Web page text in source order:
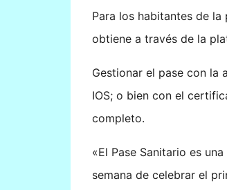
Para los habitantes de
obtiene a través de la
Gestionar el pase con la
IOS; o bien con el
completo.
«El Pase Sanitario es
semana de celebrar el